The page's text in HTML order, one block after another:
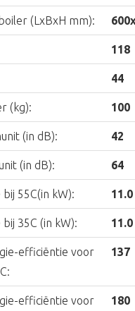
(LxBxH mm):
118
44
(kg): 100
(in dB): 42
(in dB): 64
55C(in kW): 11.0
35C (in kW): 11.0
efficiëntie voor
137
efficiëntie voor
180